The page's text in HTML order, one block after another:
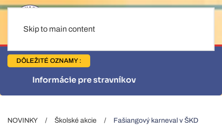
Skip to main content
DÔLEŽITÉ OZNAMY :
Informácie pre stravníkov
NOVINKY Školské akcie Fašiangový karneval v ŠKD